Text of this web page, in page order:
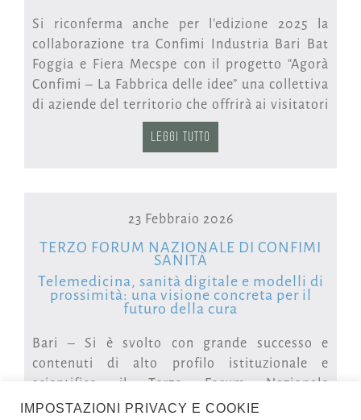
Si riconferma anche per l’edizione 2025 la
collaborazione tra Confimi Industria Bari Bat
Foggia e Fiera Mecspe con il progetto “Agorà
Confimi – La Fabbrica delle idee” una collettiva
di aziende del territorio che offrirà ai visitatori
opportunità di networking con gli espositori e
i partner dell’area e momenti formativi, grazie
“Abbiamo ritenuto importante partecipare a
Mecspe Bari 2025, per far conoscere meglio e
apprezzare un settore produttivo in rapida
evoluzione come quello plastico, che ha
raggiunto sul nostro territorio importanti
L’agorà consentirà di discutere dei più attuali
ed urgenti temi legati allo sviluppo
dell’importantissima manifattura italiana, a
partire da quello dell’esigenza
LEGGI TUTTO
23 Febbraio 2026
TERZO FORUM NAZIONALE DI CONFIMI
SANITÀ
Telemedicina, sanità digitale e modelli di
prossimità: una visione concreta per il
futuro della cura
Bari – Si è svolto con grande successo e
contenuti di alto profilo istituzionale e
scientifico il Terzo Forum Nazionale
NextSalute 2025, promosso e organizzato
IMPOSTAZIONI PRIVACY E COOKIE